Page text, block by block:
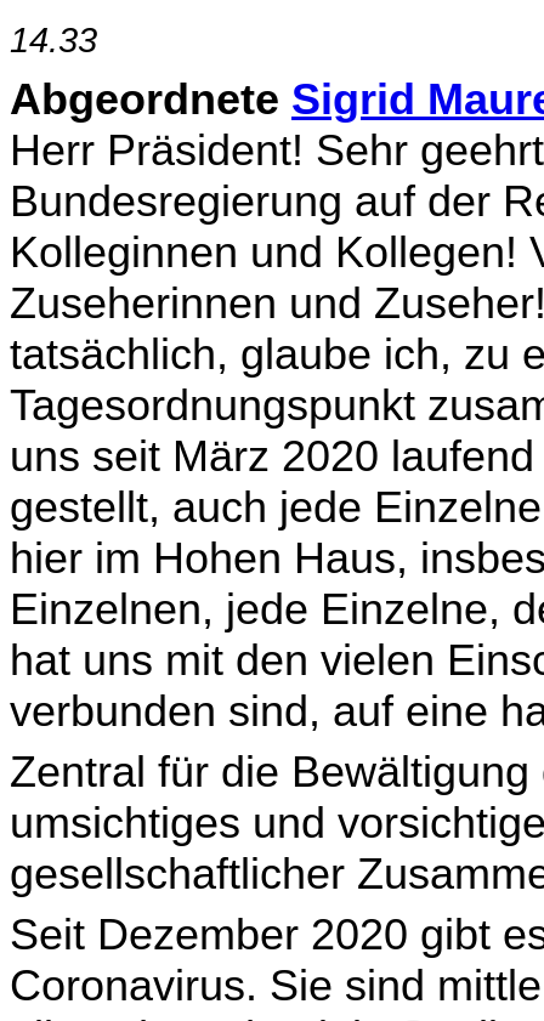
14.33
Abgeordnete Sigrid
Herr Präsident! Sehr
Bundesregierung auf der
Kolleginnen und Kolle­gen!
Zuseherinnen und
tatsächlich, glaube ich, zu
Tagesordnungspunkt
uns seit März 2020
gestellt, auch jede
hier im Hohen Haus,
Einzelnen, jede Einzelne,
hat uns mit den vielen
verbunden sind, auf eine
Zentral für die
umsichtiges und
gesellschaftlicher
Seit Dezember 2020 gibt
Coronavirus. Sie sind